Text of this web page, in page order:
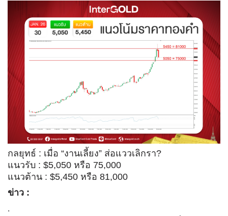
กลยุทธ์ : เมื่อ “งานเลี้ยง” ส่อแววเลิกรา?
แนวรับ : $5,050 หรือ 75,000
แนวต้าน : $5,450 หรือ 81,000
ข่าว :
.